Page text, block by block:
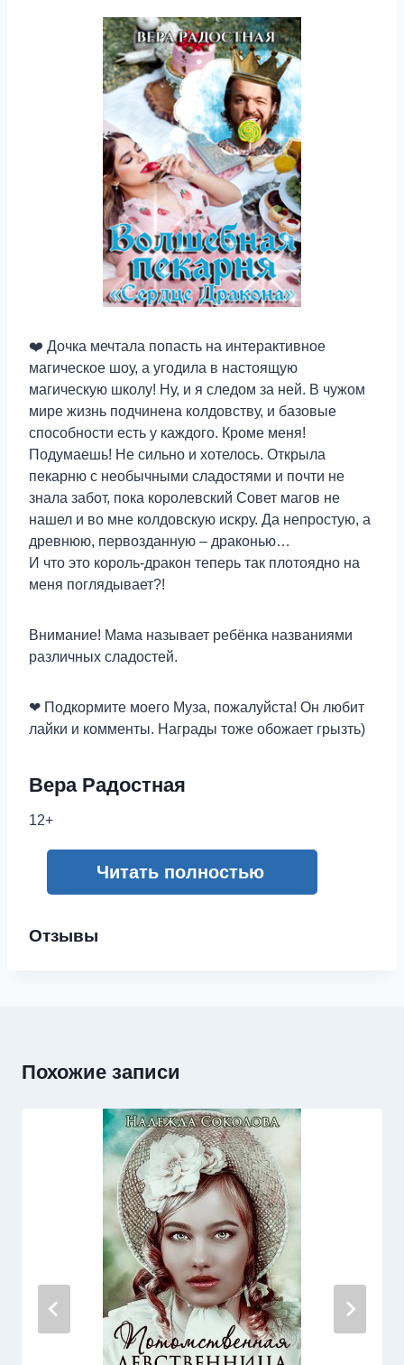
❤️ Дочка мечтала попасть на интерактивное
магическое шоу, а угодила в настоящую
магическую школу! Ну, и я следом за ней. В чужом
мире жизнь подчинена колдовству, и базовые
способности есть у каждого. Кроме меня!
Подумаешь! Не сильно и хотелось. Открыла
пекарню с необычными сладостями и почти не
знала забот, пока королевский Совет магов не
нашел и во мне колдовскую искру. Да непростую, а
древнюю, первозданную – драконью…
И что это король-дракон теперь так плотоядно на
меня поглядывает?!
Внимание! Мама называет ребёнка названиями
различных сладостей.
❤ Подкормите моего Муза, пожалуйста! Он любит
лайки и комменты. Награды тоже обожает грызть)
Вера Радостная
12+
Читать полностью
Отзывы
Похожие записи